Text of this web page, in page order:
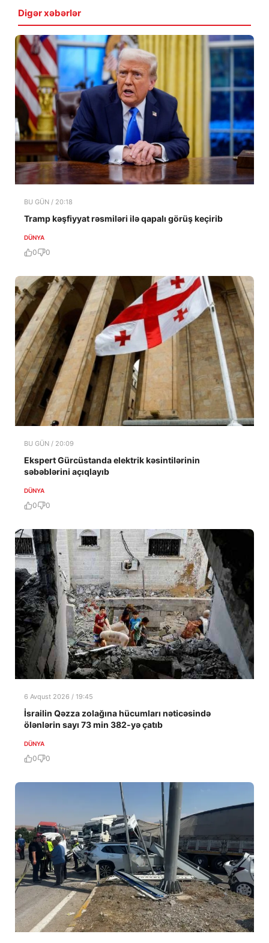
Digər xəbərlər
BU GÜN / 20:18
Tramp kəşfiyyat rəsmiləri ilə qapalı görüş keçirib
DÜNYA
0 0
BU GÜN / 20:09
Ekspert Gürcüstanda elektrik kəsintilərinin
səbəblərini açıqlayıb
DÜNYA
0 0
6 Avqust 2026 / 19:45
İsrailin Qəzza zolağına hücumları nəticəsində
ölənlərin sayı 73 min 382-yə çatıb
DÜNYA
0 0